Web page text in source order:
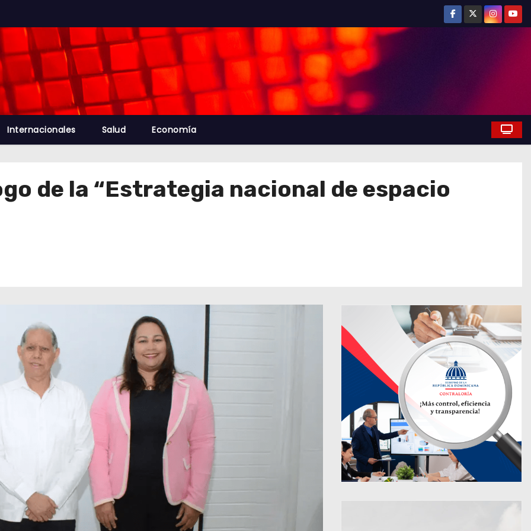
Internacionales Salud Economía
de la “Estrategia nacional de espacio